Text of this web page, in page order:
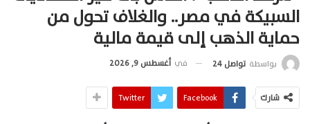
السبيكة في مصر.. والغلاف تحول من
حماية الذهب إلى قيمة مالية
بواسطة تواصل 24 في أغسطس 9, 2026
شارك Facebook
Twitter